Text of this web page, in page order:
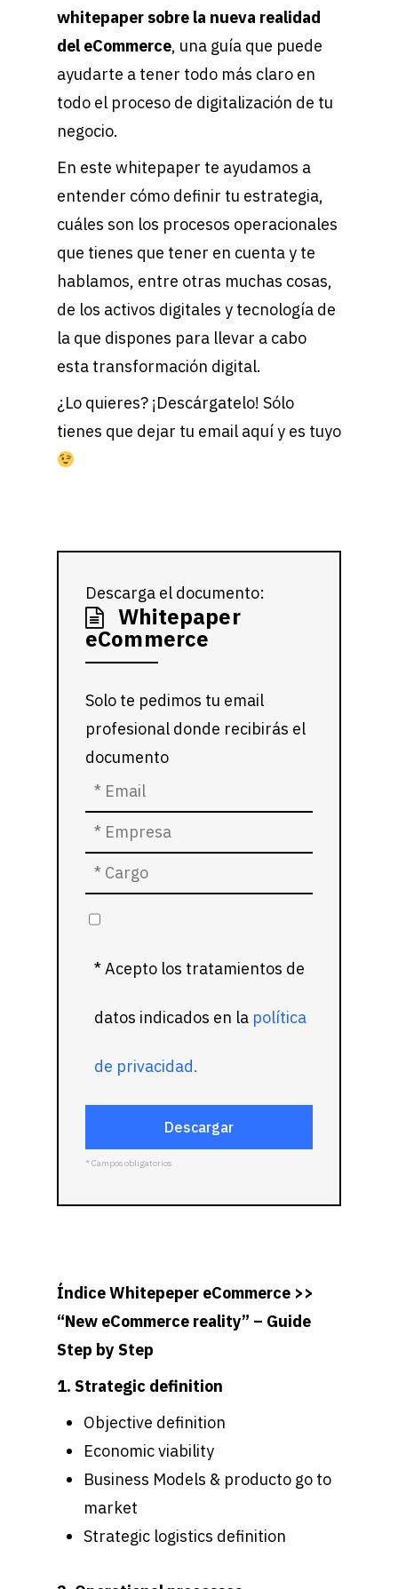
whitepaper sobre la nueva realidad
del eCommerce, una guía que puede
ayudarte a tener todo más claro en
todo el proceso de digitalización de tu
negocio.
En este whitepaper te ayudamos a
entender cómo definir tu estrategia,
cuáles son los procesos operacionales
que tienes que tener en cuenta y te
hablamos, entre otras muchas cosas,
de los activos digitales y tecnología de
la que dispones para llevar a cabo
esta transformación digital.
¿Lo quieres? ¡Descárgatelo! Sólo
tienes que dejar tu email aquí y es tuyo
Descarga el documento:
Whitepaper
eCommerce
Solo te pedimos tu email
profesional donde recibirás el
documento
* Acepto los tratamientos de
datos indicados en la política
de privacidad.
* Campos obligatorios
Índice Whitepeper eCommerce >>
“New eCommerce reality” – Guide
Step by Step
1. Strategic definition
Objective definition
Economic viability
Business Models & producto go to
market
Strategic logistics definition